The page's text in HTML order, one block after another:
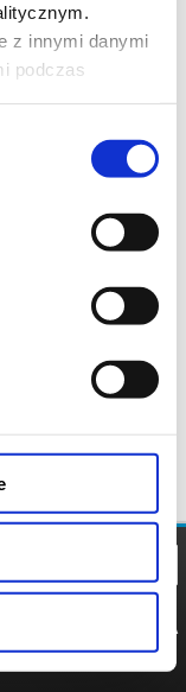
z innymi danymi
podczas
POLITYKA